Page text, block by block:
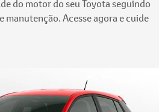
do motor do seu Toyota seguindo
manutenção. Acesse agora e cuide